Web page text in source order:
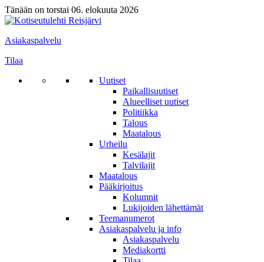
Tänään on torstai 06. elokuuta 2026
Asiakaspalvelu
Tilaa
Uutiset
Paikallisuutiset
Alueelliset uutiset
Politiikka
Talous
Maatalous
Urheilu
Kesälajit
Talvilajit
Maatalous
Pääkirjoitus
Kolumnit
Lukijoiden lähettämät
Teemanumerot
Asiakaspalvelu ja info
Asiakaspalvelu
Mediakortti